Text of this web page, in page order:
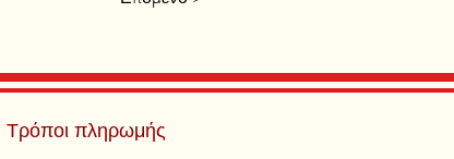
Τρόποι πληρωμής